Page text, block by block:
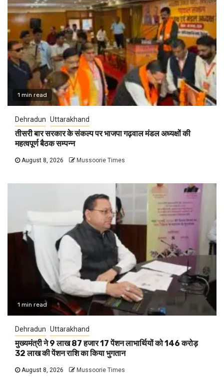
1 min read
Dehradun Uttarakhand
तीसरी बार सरकार के संकल्प पर भाजपा गढ़वाल मंडल अध्यक्षों की
महत्वपूर्ण बैठक सम्पन्न
August 8, 2026 Mussoorie Times
1 min read
Dehradun Uttarakhand
मुख्यमंत्री ने 9 लाख 87 हजार 17 पेंशन लाभार्थियों को 146 करोड़
32 लाख की पेंशन राशि का किया भुगतान
August 8, 2026 Mussoorie Times